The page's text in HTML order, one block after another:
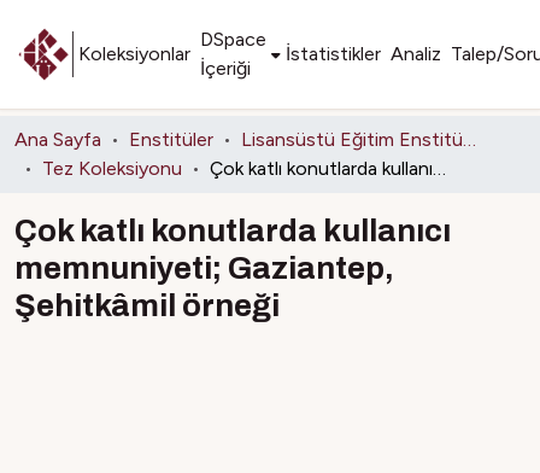
Koleksiyonlar
DSpace
İçeriği
İstatistikler Analiz Talep/
Ana Sayfa Enstitüler
Lisansüstü Eğitim Enstitüsü
Tez Koleksiyonu
Çok katlı konutlarda kullanıcı memnuniyeti; Gaziantep, Şehitkâmil örneği
Çok katlı konutlarda kullanıcı
memnuniyeti; Gaziantep,
Şehitkâmil örneği